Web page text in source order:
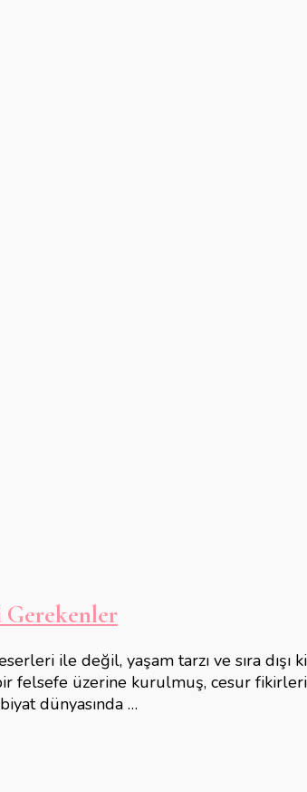
Gerekenler
ile değil, yaşam tarzı ve sıra dışı
felsefe üzerine kurulmuş, cesur
dünyasında …